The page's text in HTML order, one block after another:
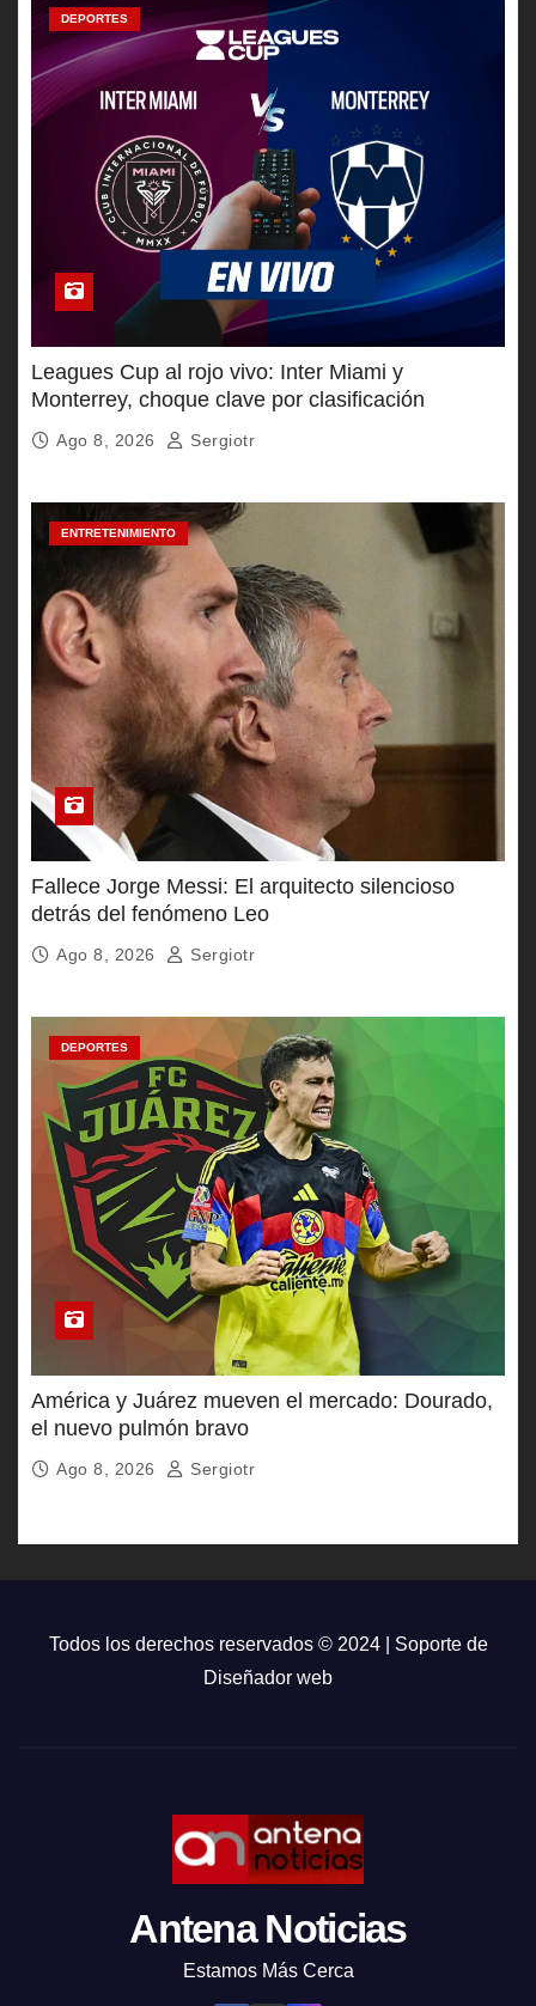
DEPORTES
Leagues Cup al rojo vivo: Inter Miami y
Monterrey, choque clave por clasificación
Ago 8, 2026 Sergiotr
ENTRETENIMIENTO
Fallece Jorge Messi: El arquitecto silencioso
detrás del fenómeno Leo
Ago 8, 2026 Sergiotr
DEPORTES
América y Juárez mueven el mercado: Dourado,
el nuevo pulmón bravo
Ago 8, 2026 Sergiotr
Todos los derechos reservados © 2024 | Soporte de
Diseñador web
Antena Noticias
Estamos Más Cerca